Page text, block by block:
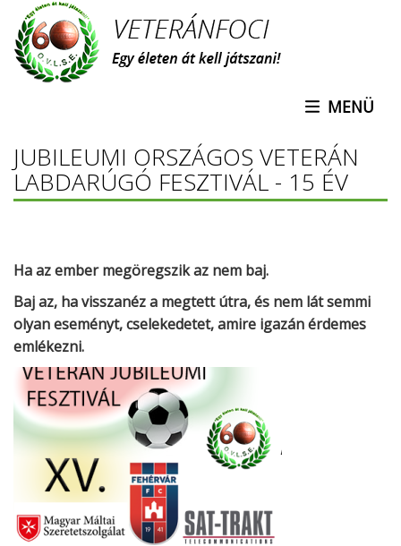
Ugrás
tartalomra
MENÜ
JUBILEUMI ORSZÁGOS VETERÁN
LABDARÚGÓ FESZTIVÁL - 15 ÉV
Ha az ember megöregszik az nem baj.
Baj az, ha visszanéz a megtett útra, és nem lát semmi
olyan eseményt, cselekedetet, amire igazán érdemes
emlékezni.